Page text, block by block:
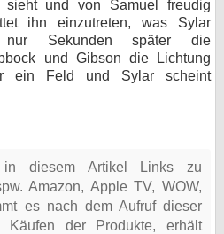
sieht und von Samuel freudig
ihn einzutreten, was Sylar
Sekunden später die
und Gibson die Lichtung
ein Feld und Sylar scheint
in diesem Artikel Links zu
Amazon, Apple TV, WOW,
es nach dem Aufruf dieser
Käufen der Produkte, erhält